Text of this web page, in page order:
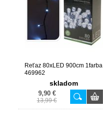
Reťaz 80xLED 900cm 1farba
469962
skladom
9,90 €
13,99 €